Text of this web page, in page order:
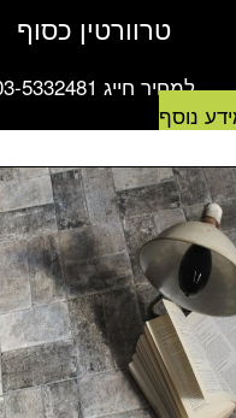
טרוורטין כסוף
למחיר חייג 03-5332481
נוסף